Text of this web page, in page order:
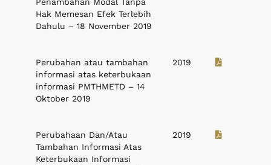
Hak Memesan Efek Terlebih
Dahulu – 18 November 2019
Perubahan atau tambahan
informasi atas keterbukaan
informasi PMTHMETD – 14
Oktober 2019
2019
Perubahaan Dan/Atau
Tambahan Informasi Atas
Keterbukaan Informasi
2019